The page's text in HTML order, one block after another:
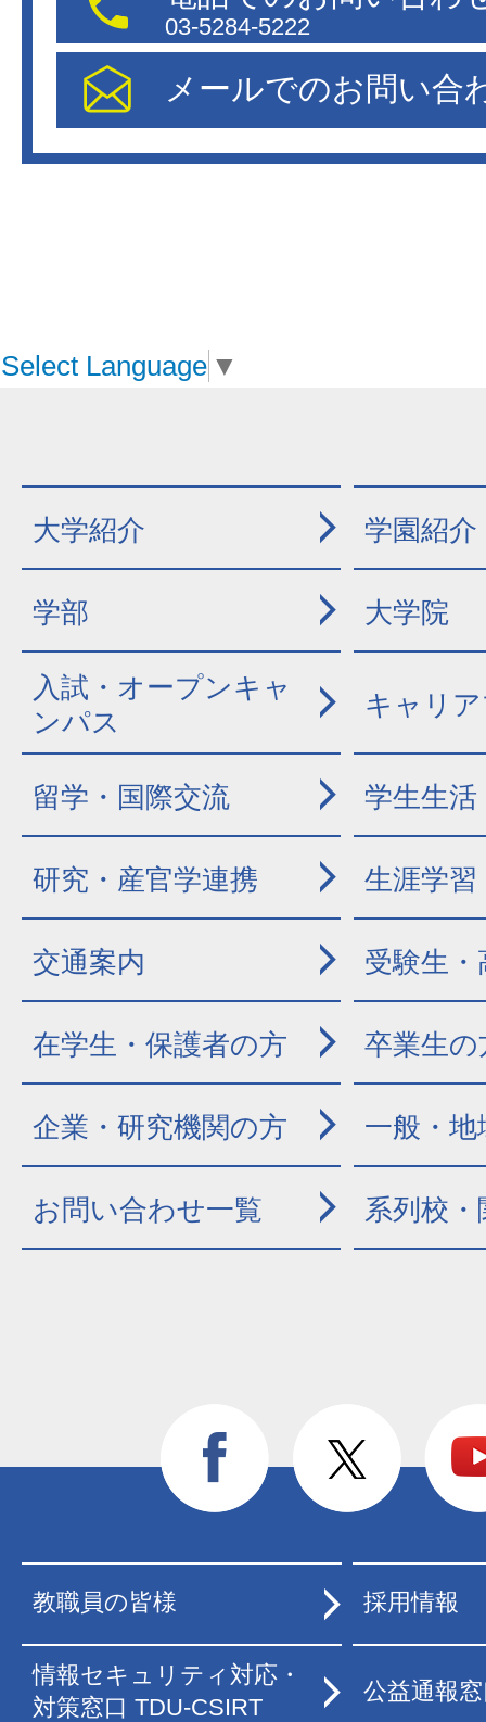
03-5284-5222
メールでのお問い合
Select Language ▼
大学紹介 学園紹介
学部 大学院
入試・オープンキャ
ンパス
キャリ
留学・国際交流 学生生活
研究・産官学連携 生涯学習
交通案内 受験生
在学生・保護者の方 卒業生の
企業・研究機関の方 一般・地
お問い合わせ一覧 系列校
教職員の皆様 採用情報
情報セキュリティ対応・
対策窓口 TDU-CSIRT
公益通報